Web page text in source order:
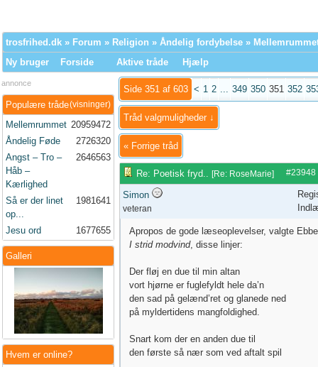
trosfrihed.dk » Forum » Religion » Åndelig fordybelse »
Ny bruger
Forside Aktive tråde Hjælp
annonce
(visninger)
Populære tråde
Mellemrummet 20959472
Åndelig Føde
2726320
Angst – Tro –
Håb –
Kærlighed
2646563
Så er der linet
op...
1981641
Jesu ord 1677655
Galleri
Hvem er online?
Side 351 af 603 < 1 2 ... 349 350 351 352
Tråd valgmuligheder ↓
« Forrige tråd
#23948
Re: Poetisk fryd.. [Re: RoseMarie]
Simon
veteran
Apropos de gode læseoplevelser, valgte
I strid modvind, disse linjer:
Der fløj en due til min altan
vort hjørne er fuglefyldt hele da’n
den sad på gelænd’ret og glanede ned
på myldertidens mangfoldighed.
Snart kom der en anden due til
den første så nær som ved aftalt spil